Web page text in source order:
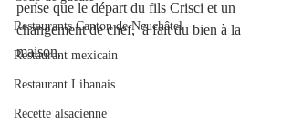
Restaurants Canton de Neuchâtel
Restaurant mexicain
Restaurant Libanais
Recette alsacienne
pense que le départ du fils Crisci et un
changement de chef,  à fait du bien à la
maison.